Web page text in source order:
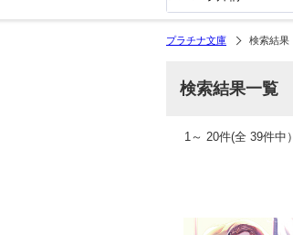
プラチナ文庫 検索結果
検索結果一覧
1～ 20件(全 39件中）